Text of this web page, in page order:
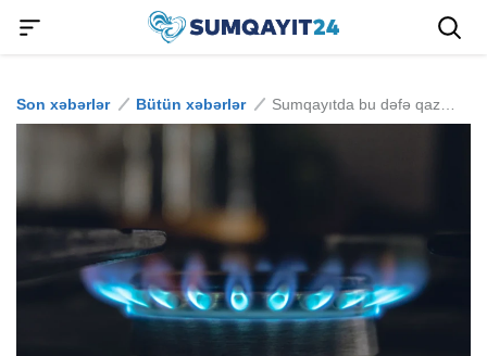
Son xəbərlər Bütün xəbərlər